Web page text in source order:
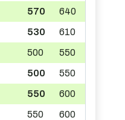
570
640
530
610
500
550
500
550
550
600
550 600